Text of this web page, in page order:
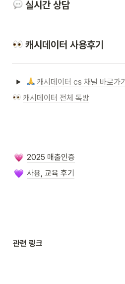
실시간 상담
캐시데이터 사용후기
캐시데이터 cs 채널 바로가기
캐시데이터 전체 톡방
2025 매출인증
사용, 교육 후기
관련 링크